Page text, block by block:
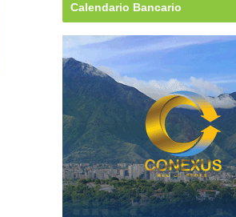
Calendario Bancario